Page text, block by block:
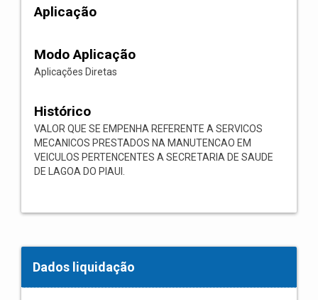
Aplicação
Modo Aplicação
Aplicações Diretas
Histórico
VALOR QUE SE EMPENHA REFERENTE A SERVICOS
MECANICOS PRESTADOS NA MANUTENCAO EM
VEICULOS PERTENCENTES A SECRETARIA DE SAUDE
DE LAGOA DO PIAUI.
Dados liquidação